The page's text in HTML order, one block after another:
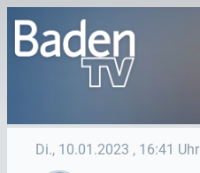
Di., 10.01.2023 , 16:41 Uhr